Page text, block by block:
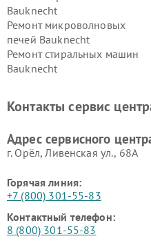
Bauknecht
Ремонт микроволновых
печей Bauknecht
Ремонт стиральных машин
Bauknecht
Контакты сервис
Адрес сервисного
г. Орёл, Ливенская ул., 68А
Горячая линия:
+7 (800) 301-55-83
Контактный телефон:
8 (800) 301-55-83